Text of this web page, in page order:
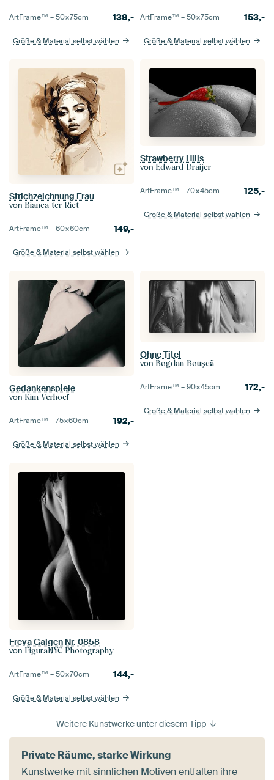
ArtFrame™ –50×75cm 138,-
Größe & Material selbst wählen
ArtFrame™ –50×75cm 153,-
Größe & Material selbst wählen
Strichzeichnung Frau
von Bianca ter Riet
ArtFrame™ –60×60cm 149,-
Größe & Material selbst wählen
Strawberry Hills
von Edward Draijer
ArtFrame™ –70×45cm 125,-
Größe & Material selbst wählen
Gedankenspiele
von Kim Verhoef
ArtFrame™ –75×60cm 192,-
Größe & Material selbst wählen
Ohne Titel
von Bogdan Bouşcă
ArtFrame™ –90×45cm 172,-
Größe & Material selbst wählen
Freya Galgen Nr. 0858
von FiguraNYC Photography
ArtFrame™ –50×70cm 144,-
Größe & Material selbst wählen
Weitere Kunstwerke unter diesem Tipp
Private Räume, starke Wirkung
Kunstwerke mit sinnlichen Motiven entfalten ihre